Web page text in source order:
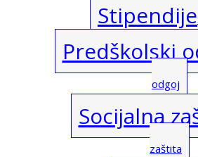
Stipendije
Predškolski
odgoj
Socijalna
zaštita